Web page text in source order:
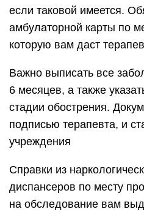
если таковой имеется.
амбулаторной карты по
которую вам даст
Важно выписать все
6 месяцев, а также
стадии обострения.
подписью терапевта, и
учреждения
Справки из
диспансеров по месту
на обследование вам